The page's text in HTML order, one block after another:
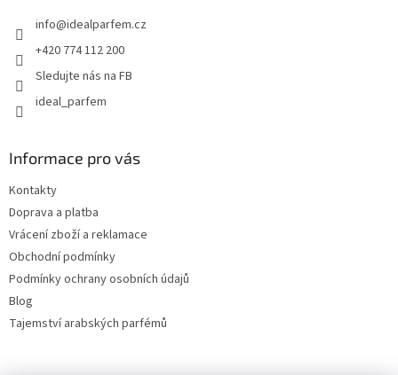
info@idealparfem.cz
+420 774 112 200
Sledujte nás na FB
ideal_parfem
Informace pro vás
Kontakty
Doprava a platba
Vrácení zboží a reklamace
Obchodní podmínky
Podmínky ochrany osobních údajů
Blog
Tajemství arabských parfémů